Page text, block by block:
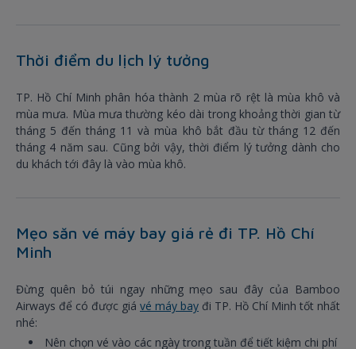
Thời điểm du lịch lý tưởng
TP. Hồ Chí Minh phân hóa thành 2 mùa rõ rệt là mùa khô và
mùa mưa. Mùa mưa thường kéo dài trong khoảng thời gian từ
tháng 5 đến tháng 11 và mùa khô bắt đầu từ tháng 12 đến
tháng 4 năm sau. Cũng bởi vậy, thời điểm lý tưởng dành cho
du khách tới đây là vào mùa khô.
Mẹo săn vé máy bay giá rẻ đi TP. Hồ Chí
Minh
Đừng quên bỏ túi ngay những mẹo sau đây của Bamboo
Airways để có được giá vé máy bay đi TP. Hồ Chí Minh tốt nhất
nhé:
Nên chọn vé vào các ngày trong tuần để tiết kiệm chi phí